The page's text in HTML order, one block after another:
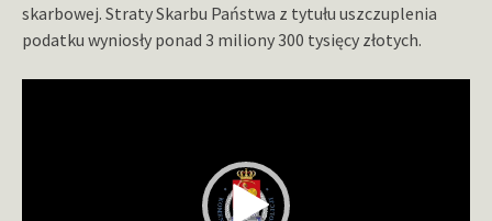
skarbowej. Straty Skarbu Państwa z tytułu uszczuplenia
podatku wyniosły ponad 3 miliony 300 tysięcy złotych.